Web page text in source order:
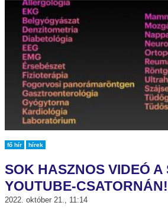
fő hír hírek
SOK HASZNOS VIDEÓ A
YOUTUBE-CSATORNÁN!
2022. október 21., 11:14